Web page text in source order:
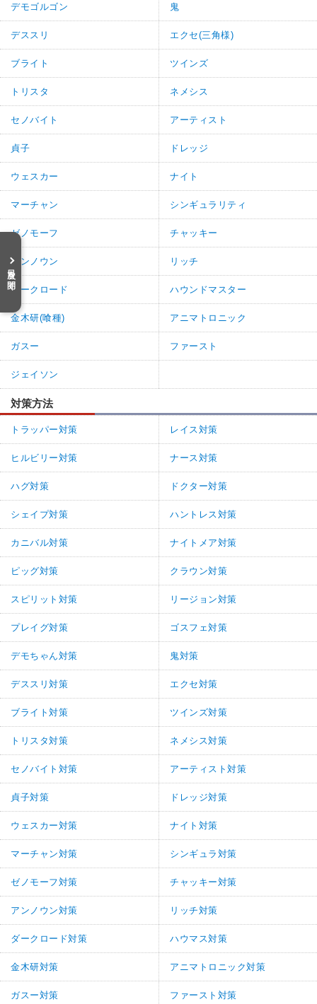
目次を開く
デモゴルゴン 鬼
デススリ エクセ(三角様)
ブライト ツインズ
トリスタ ネメシス
セノバイト アーティスト
貞子 ドレッジ
ウェスカー ナイト
マーチャン シンギュラリティ
ゼノモーフ チャッキー
アンノウン リッチ
ダークロード ハウンドマスター
金木研(喰種) アニマトロニック
ガスー ファースト
ジェイソン
対策方法
トラッパー対策 レイス対策
ヒルビリー対策 ナース対策
ハグ対策 ドクター対策
シェイプ対策 ハントレス対策
カニバル対策 ナイトメア対策
ピッグ対策 クラウン対策
スピリット対策 リージョン対策
プレイグ対策 ゴスフェ対策
デモちゃん対策 鬼対策
デススリ対策 エクセ対策
ブライト対策 ツインズ対策
トリスタ対策 ネメシス対策
セノバイト対策 アーティスト対策
貞子対策 ドレッジ対策
ウェスカー対策 ナイト対策
マーチャン対策 シンギュラ対策
ゼノモーフ対策 チャッキー対策
アンノウン対策 リッチ対策
ダークロード対策 ハウマス対策
金木研対策 アニマトロニック対策
ガスー対策 ファースト対策